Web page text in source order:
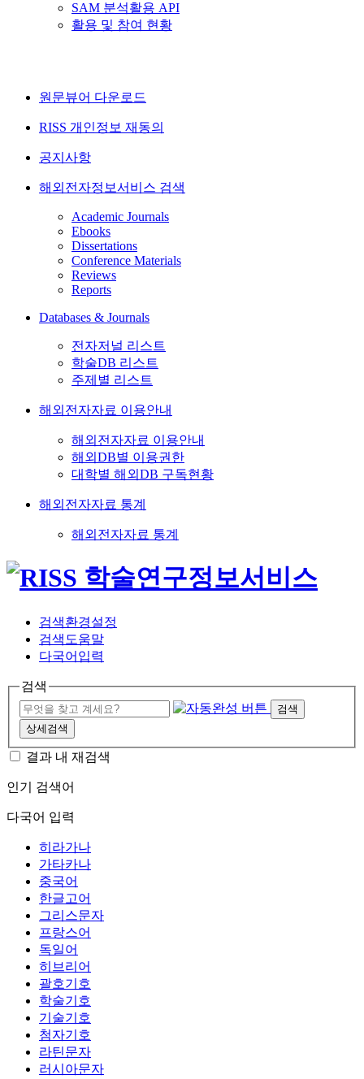
SAM 분석활용 API
활용 및 참여 현황
원문뷰어 다운로드
RISS 개인정보 재동의
공지사항
해외전자정보서비스 검색
Academic Journals
Ebooks
Dissertations
Conference Materials
Reviews
Reports
Databases & Journals
전자저널 리스트
학술DB 리스트
주제별 리스트
해외전자자료 이용안내
해외전자자료 이용안내
해외DB별 이용권한
대학별 해외DB 구독현황
해외전자자료 통계
해외전자자료 통계
검색환경설정
검색도움말
다국어입력
검색
검색
상세검색
결과 내 재검색
인기 검색어
다국어 입력
히라가나
가타카나
중국어
한글고어
그리스문자
프랑스어
독일어
히브리어
괄호기호
학술기호
기술기호
첨자기호
라틴문자
러시아문자